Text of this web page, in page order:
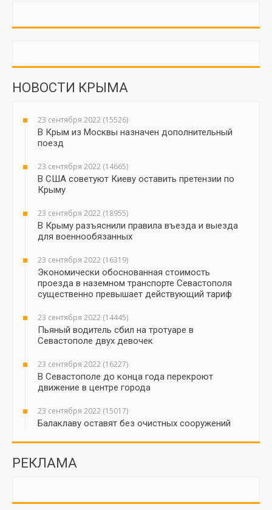
НОВОСТИ КРЫМА
23 сентября 2022 (15526)
В Крым из Москвы назначен дополнительный
поезд
23 сентября 2022 (14665)
В США советуют Киеву оставить претензии по
Крыму
23 сентября 2022 (18955)
В Крыму разъяснили правила въезда и выезда
для военнообязанных
23 сентября 2022 (16319)
Экономически обоснованная стоимость
проезда в наземном транспорте Севастополя
существенно превышает действующий тариф
23 сентября 2022 (14445)
Пьяный водитель сбил на тротуаре в
Севастополе двух девочек
23 сентября 2022 (16227)
В Севастополе до конца года перекроют
движение в центре города
23 сентября 2022 (15017)
Балаклаву оставят без очистных сооружений
РЕКЛАМА